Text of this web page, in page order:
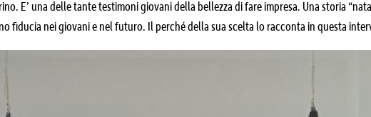
E’ una delle tante testimoni giovani della bellezza di fare impresa. Una storia
fiducia nei giovani e nel futuro. Il perché della sua scelta lo racconta in questa